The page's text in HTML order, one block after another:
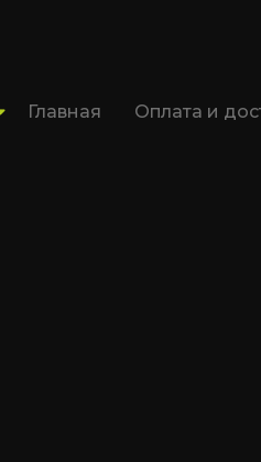
Главная Оплата и